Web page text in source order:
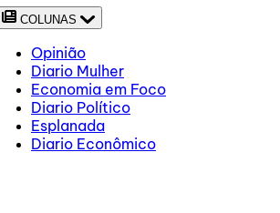
COLUNAS
Opinião
Diario Mulher
Economia em Foco
Diario Político
Esplanada
Diario Econômico